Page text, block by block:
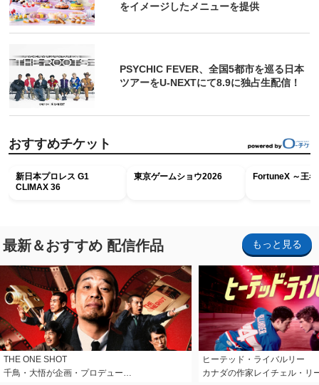
をイメージしたメニューを提供
PSYCHIC FEVER、全国5都市を巡る日本
ツアーをU‐NEXTにて8.9に独占生配信！
おすすめチケット
新日本プロレス G1
CLIMAX 36
東京ゲームショウ2026 FortuneX ～王
最新＆おすすめ 配信作品 もっと見る
THE ONE SHOT
千鳥・大悟が企画・プロデュー…
ヒーテッド・ライバルリー
カナダの作家レイチェル・リ